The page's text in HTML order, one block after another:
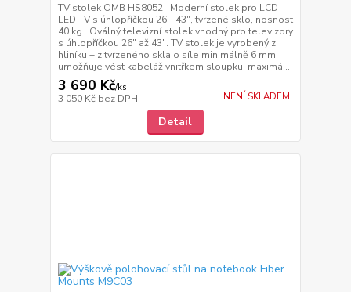
TV stolek OMB HS8052 Moderní stolek pro LCD
LED TV s úhlopříčkou 26 - 43", tvrzené sklo, nosnost
40 kg Oválný televizní stolek vhodný pro televizory
s úhlopříčkou 26" až 43". TV stolek je vyrobený z
hliníku + z tvrzeného skla o síle minimálně 6 mm,
umožňuje vést kabeláž vnitřkem sloupku, maximá...
3 690 Kč/ks
3 050 Kč bez DPH NENÍ SKLADEM
Detail